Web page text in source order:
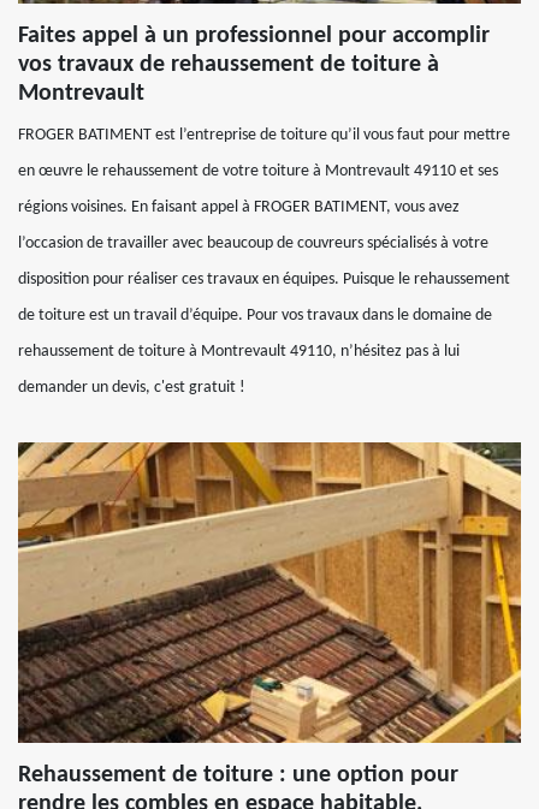
Faites appel à un professionnel pour accomplir
vos travaux de rehaussement de toiture à
Montrevault
FROGER BATIMENT est l’entreprise de toiture qu’il vous faut pour mettre
en œuvre le rehaussement de votre toiture à Montrevault 49110 et ses
régions voisines. En faisant appel à FROGER BATIMENT, vous avez
l’occasion de travailler avec beaucoup de couvreurs spécialisés à votre
disposition pour réaliser ces travaux en équipes. Puisque le rehaussement
de toiture est un travail d’équipe. Pour vos travaux dans le domaine de
rehaussement de toiture à Montrevault 49110, n’hésitez pas à lui
demander un devis, c'est gratuit !
Rehaussement de toiture : une option pour
rendre les combles en espace habitable.